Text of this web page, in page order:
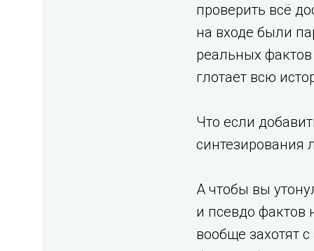
проверить всё
на входе были
реальных
глотает всю
Что если
синтезирования
А чтобы вы
и псевдо фактов
вообще захотят